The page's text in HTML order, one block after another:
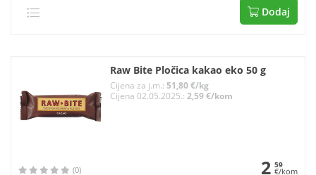
Dodaj
Raw Bite Pločica kakao eko 50 g
Cijena za j.m.: 51,80 €/kg
Cijena 02.05.2025.: 2,59 €/kom
(0) 2 59
€/kom